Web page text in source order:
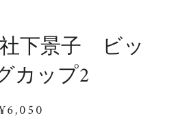
社下景子 ビッ
カップ2